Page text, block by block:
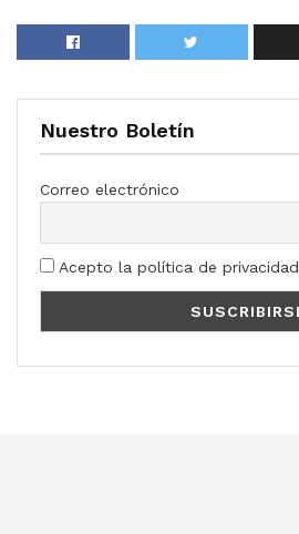
Nuestro Boletín
Correo electrónico
Acepto la política de privacidad